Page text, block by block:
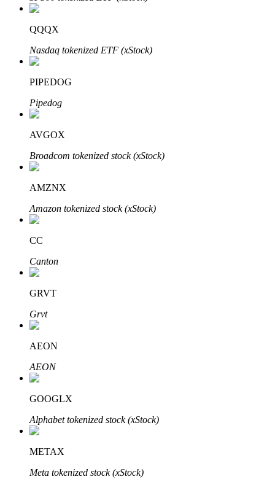
Inversión automática
Obtenga ganancias a largo plazo e intereses flexibles
Aprender Staking
QQQX
Nasdaq tokenized ETF (xStock)
PIPEDOG
Pipedog
AVGOX
Broadcom tokenized stock (xStock)
AMZNX
Amazon tokenized stock (xStock)
CC
Canton
GRVT
Grvt
AEON
AEON
GOOGLX
Alphabet tokenized stock (xStock)
METAX
Meta tokenized stock (xStock)